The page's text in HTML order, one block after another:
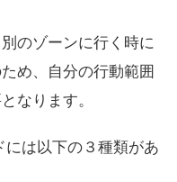
のゾーンに行く時に
め、自分の行動範囲
なります。
には以下の３種類があ